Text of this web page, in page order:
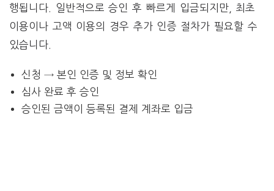
행됩니다. 일반적으로 승인 후 빠르게 입금되지만, 최초
이용이나 고액 이용의 경우 추가 인증 절차가 필요할 수
있습니다.
신청 → 본인 인증 및 정보 확인
심사 완료 후 승인
승인된 금액이 등록된 결제 계좌로 입금